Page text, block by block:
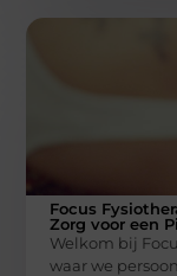
Focus
Zorg voor een
Welkom bij
waar we